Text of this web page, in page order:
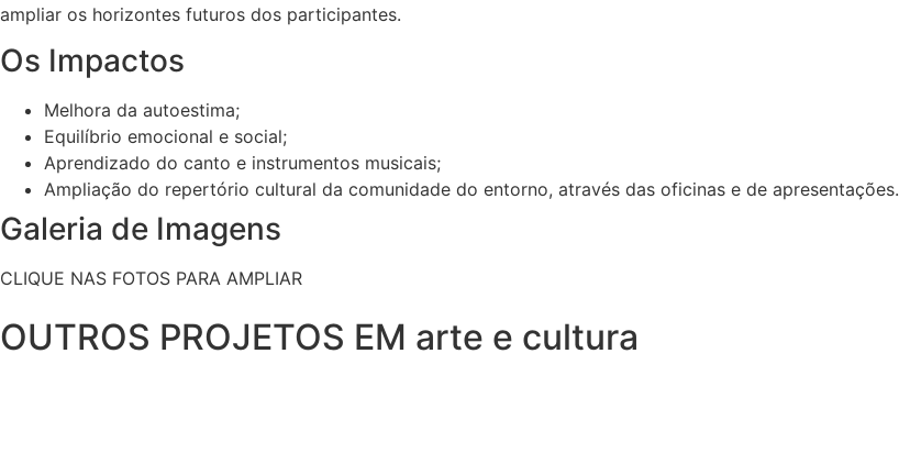
ampliar os horizontes futuros dos participantes.
Os Impactos
Melhora da autoestima;
Equilíbrio emocional e social;
Aprendizado do canto e instrumentos musicais;
Ampliação do repertório cultural da comunidade do entorno, através das oficinas e de apresentações.
Galeria de Imagens
CLIQUE NAS FOTOS PARA AMPLIAR
OUTROS PROJETOS EM arte e cultura